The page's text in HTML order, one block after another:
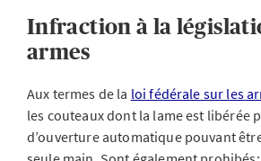
Infraction à la
armes
Aux termes de la loi fédérale sur les
les couteaux dont la lame est libérée
d’ouverture automatique pouvant